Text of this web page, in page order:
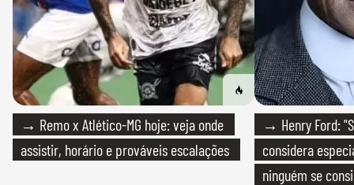
→ Remo x Atlético-MG hoje: veja onde
assistir, horário e prováveis escalações
→ Henry Ford:
considera
ninguém se